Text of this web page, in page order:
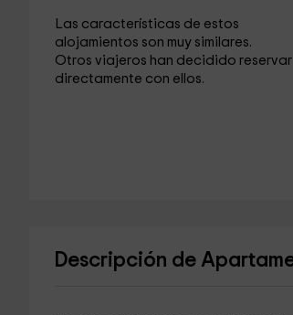
Las características de estos
alojamientos son muy similares.
Otros viajeros han decidido reservar
directamente con ellos.
Descripción de